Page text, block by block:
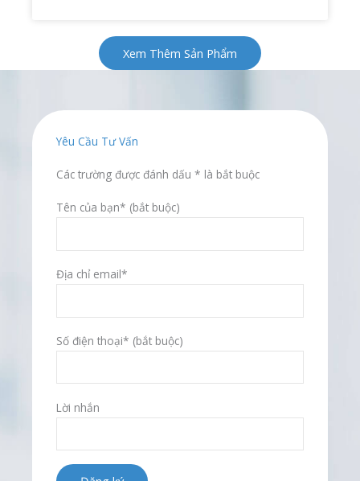
Xem Thêm Sản Phẩm
Yêu Cầu Tư Vấn
Các trường được đánh dấu * là bắt buộc
Tên của bạn* (bắt buộc)
Địa chỉ email*
Số điện thoại* (bắt buộc)
Lời nhắn